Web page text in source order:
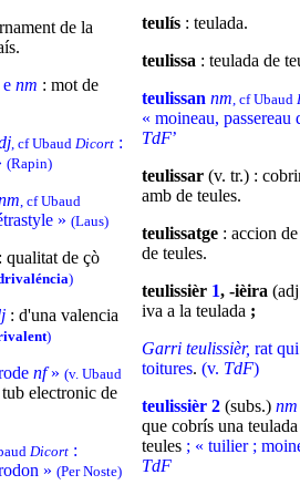
de la
e nm : mot de
, cf Ubaud Dicort :
(Rapin)
, cf Ubaud
» (Laus)
: qualitat de çò
)
: d'una valencia
)
nf» (v. Ubaud
tub electronic de
Dicort :
» (Per Noste)
teulís : teulada.
teulissa : teulada de
teulissan nm, cf Ubaud
« moineau, passereau
TdF’
teulissar (v. tr.) :
amb de teules.
teulissatge : accion
de teules.
teulissièr 1, -ièira
iva a la teulada ;
Garri teulissièr, rat
toitures. (v. TdF)
teulissièr 2 (subs.)
que cobrís una
teules ; « tuilier ;
TdF